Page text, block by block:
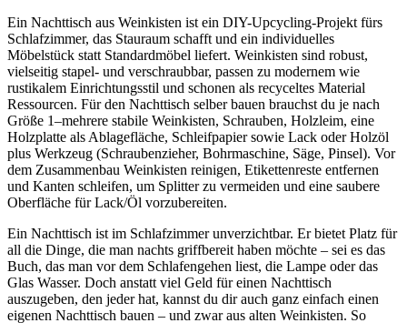
Ein Nachttisch aus Weinkisten ist ein DIY-Upcycling-Projekt fürs
Schlafzimmer, das Stauraum schafft und ein individuelles
Möbelstück statt Standardmöbel liefert. Weinkisten sind robust,
vielseitig stapel- und verschraubbar, passen zu modernem wie
rustikalem Einrichtungsstil und schonen als recyceltes Material
Ressourcen. Für den Nachttisch selber bauen brauchst du je nach
Größe 1–mehrere stabile Weinkisten, Schrauben, Holzleim, eine
Holzplatte als Ablagefläche, Schleifpapier sowie Lack oder Holzöl
plus Werkzeug (Schraubenzieher, Bohrmaschine, Säge, Pinsel). Vor
dem Zusammenbau Weinkisten reinigen, Etikettenreste entfernen
und Kanten schleifen, um Splitter zu vermeiden und eine saubere
Oberfläche für Lack/Öl vorzubereiten.
Ein Nachttisch ist im Schlafzimmer unverzichtbar. Er bietet Platz für
all die Dinge, die man nachts griffbereit haben möchte – sei es das
Buch, das man vor dem Schlafengehen liest, die Lampe oder das
Glas Wasser. Doch anstatt viel Geld für einen Nachttisch
auszugeben, den jeder hat, kannst du dir auch ganz einfach einen
eigenen Nachttisch bauen – und zwar aus alten Weinkisten. So